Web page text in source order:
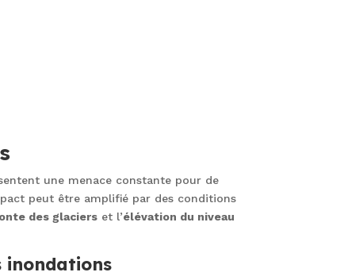
une menace constante pour de
peut être amplifié par des conditions
des glacierset l’élévation du niveau
inondations